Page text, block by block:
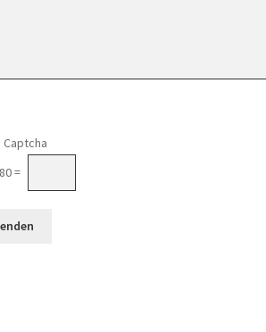
Captcha
=